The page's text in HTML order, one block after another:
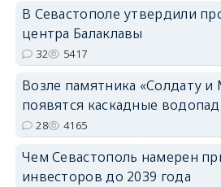
В Севастополе утвердили
центра Балаклавы
32 5417
Возле памятника «Солдату и
появятся каскадные
28 4165
Чем Севастополь намерен
инвесторов до 2039 года